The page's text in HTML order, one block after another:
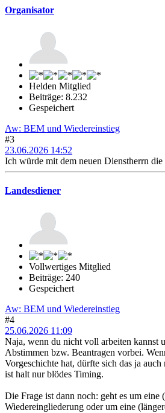
Organisator
Helden Mitglied
Beiträge: 8.232
Gespeichert
Aw: BEM und Wiedereinstieg
#3
23.06.2026 14:52
Ich würde mit dem neuen Dienstherrn die
Landesdiener
Vollwertiges Mitglied
Beiträge: 240
Gespeichert
Aw: BEM und Wiedereinstieg
#4
25.06.2026 11:09
Naja, wenn du nicht voll arbeiten kannst
Abstimmen bzw. Beantragen vorbei.
Vorgeschichte hat, dürfte sich das ja
ist halt nur blödes Timing.
Die Frage ist dann noch: geht es um eine
Wiedereingliederung oder um eine